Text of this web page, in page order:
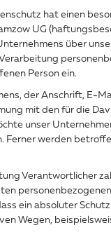
hat einen
UG
über
Person ein.
der Anschrift, E-
mit den für die
unser
werden
Verantwortlicher
ein absoluter
Wegen,